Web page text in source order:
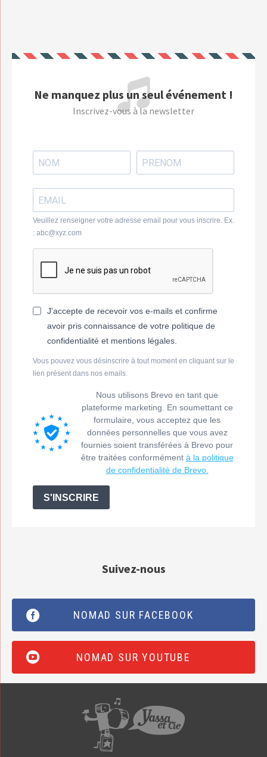
Ne manquez plus un seul événement !
Inscrivez-vous à la newsletter
Veuillez renseigner votre adresse email pour vous inscrire. Ex.
: abc@xyz.com
J'accepte de recevoir vos e-mails et confirme
avoir pris connaissance de votre politique de
confidentialité et mentions légales.
Vous pouvez vous désinscrire à tout moment en cliquant sur le
lien présent dans nos emails.
Nous utilisons Brevo en tant que
plateforme marketing. En soumettant ce
formulaire, vous acceptez que les
données personnelles que vous avez
fournies soient transférées à Brevo pour
être traitées conformément à la politique
de confidentialité de Brevo.
S'INSCRIRE
Suivez-nous
NOMAD SUR FACEBOOK
NOMAD SUR YOUTUBE